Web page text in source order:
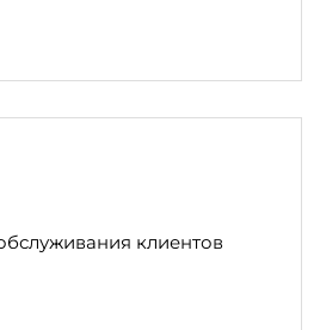
клиентов